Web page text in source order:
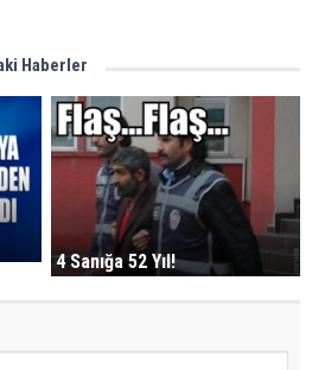
Haberler
4 Sanığa 52 Yıl!